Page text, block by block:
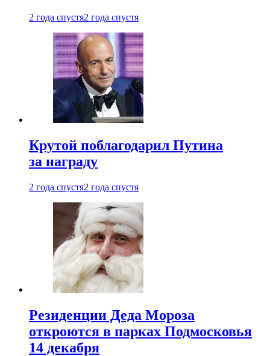
2 года спустя2 года спустя
Крутой поблагодарил Путина
за награду
2 года спустя2 года спустя
Резиденции Деда Мороза
откроются в парках Подмосковья
14 декабря